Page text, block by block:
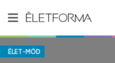
ÉLET-MÓD